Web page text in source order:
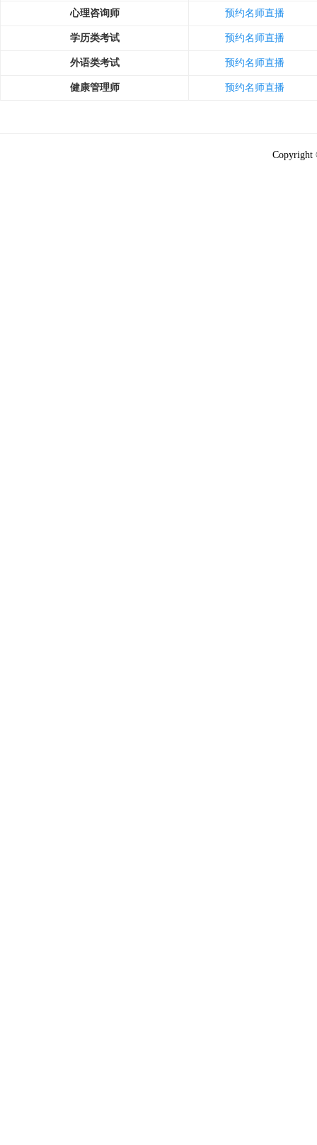
心理咨询师 预约名师直播
学历类考试 预约名师直播
外语类考试 预约名师直播
健康管理师 预约名师直播
Copyright